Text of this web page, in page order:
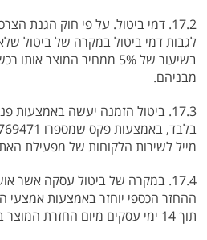
17.2. דמי ביטול. על פי חוק הגנת
לגבות דמי ביטול במקרה של ביטול
מבניהם.
17.3. ביטול הזמנה יעשה
מייל לשירות הלקוחות של מפעילת
17.4. במקרה של ביטול עסקה אשר
ההחזר הכספי יוחזר באמצעות
תוך 14 ימי עסקים מיום החזרת המוצר בפועל למפעילת האתר.